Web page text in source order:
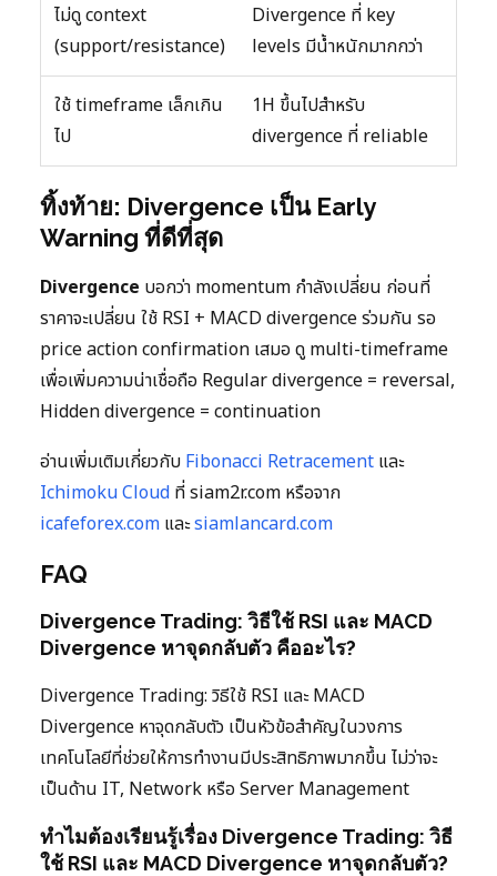
ไม่ดู context
(support/resistance)
Divergence ที่ key
levels มีน้ำหนักมากกว่า
ใช้ timeframe เล็กเกิน
ไป
1H ขึ้นไปสำหรับ
divergence ที่ reliable
ทิ้งท้าย: Divergence เป็น Early
Warning ที่ดีที่สุด
Divergence บอกว่า momentum กำลังเปลี่ยน ก่อนที่
ราคาจะเปลี่ยน ใช้ RSI + MACD divergence ร่วมกัน รอ
price action confirmation เสมอ ดู multi-timeframe
เพื่อเพิ่มความน่าเชื่อถือ Regular divergence = reversal,
Hidden divergence = continuation
อ่านเพิ่มเติมเกี่ยวกับ Fibonacci Retracement และ
Ichimoku Cloud ที่ siam2r.com หรือจาก
icafeforex.com และsiamlancard.com
FAQ
Divergence Trading: วิธีใช้ RSI และ MACD
Divergence หาจุดกลับตัว คืออะไร?
Divergence Trading: วิธีใช้ RSI และ MACD
Divergence หาจุดกลับตัว เป็นหัวข้อสำคัญในวงการ
เทคโนโลยีที่ช่วยให้การทำงานมีประสิทธิภาพมากขึ้น ไม่ว่าจะ
เป็นด้าน IT, Network หรือ Server Management
ทำไมต้องเรียนรู้เรื่อง Divergence Trading: วิธี
ใช้ RSI และ MACD Divergence หาจุดกลับตัว?